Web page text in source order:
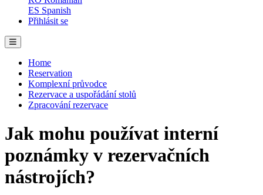
ES Spanish
Přihlásit se
Home
Reservation
Komplexní průvodce
Rezervace a uspořádání stolů
Zpracování rezervace
Jak mohu používat interní
poznámky v rezervačních
nástrojích?